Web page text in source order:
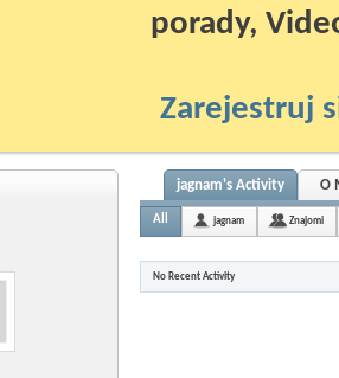
porady,
Zarejestruj
jagnam's Activity O
All jagnam Znajomi
No Recent Activity